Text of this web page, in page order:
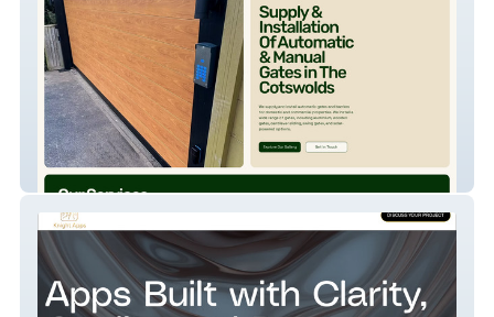
Secure Gate Automati